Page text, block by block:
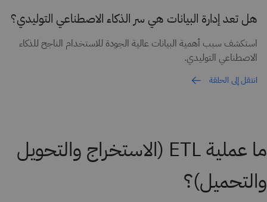
هل تعد إدارة البيانات هي سر الذكاء الاصطناعي التوليدي؟
استكشف سبب أهمية البيانات عالية الجودة للاستخدام الناجح للذكاء
الاصطناعي التوليدي.
انتقل إلى الحلقة
ما عملية ETL (الاستخراج والتحويل
والتحميل)؟